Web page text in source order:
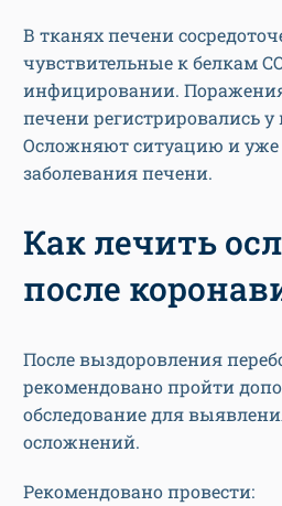
В тканях печени
чувствительные к белкам
инфицировании.
печени регистрировались
Осложняют ситуацию и
заболевания печени.
Как лечить
после
После выздоровления
рекомендовано пройти
обследование для
осложнений.
Рекомендовано провести: